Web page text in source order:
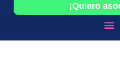
¡Quiero